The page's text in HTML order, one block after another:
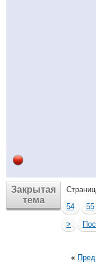
Закрытая
тема
54
55
>
«